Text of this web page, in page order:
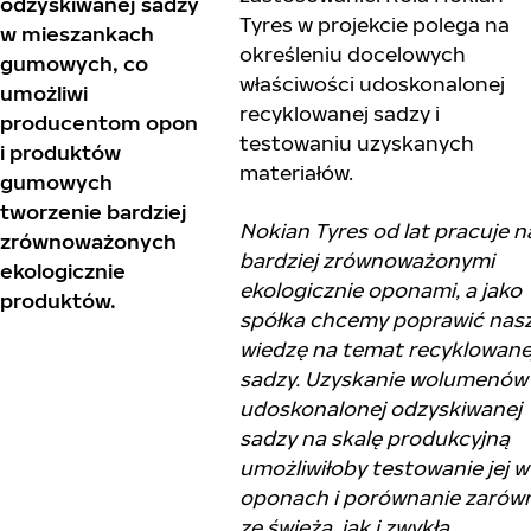
w mieszankach
gumowych, co
umożliwi
producentom opon
i produktów
gumowych
tworzenie bardziej
zrównoważonych
ekologicznie
produktów.
Tyres w projekcie polega na
określeniu docelowych
właściwości udoskonalonej
recyklowanej sadzy i
testowaniu uzyskanych
materiałów.
Nokian Tyres od lat pracuje
bardziej zrównoważonymi
ekologicznie oponami, a jako
spółka chcemy poprawić
wiedzę na temat
sadzy. Uzyskanie wolumenów
udoskonalonej odzyskiwanej
sadzy na skalę produkcyjną
umożliwiłoby testowanie jej w
oponach i porównanie